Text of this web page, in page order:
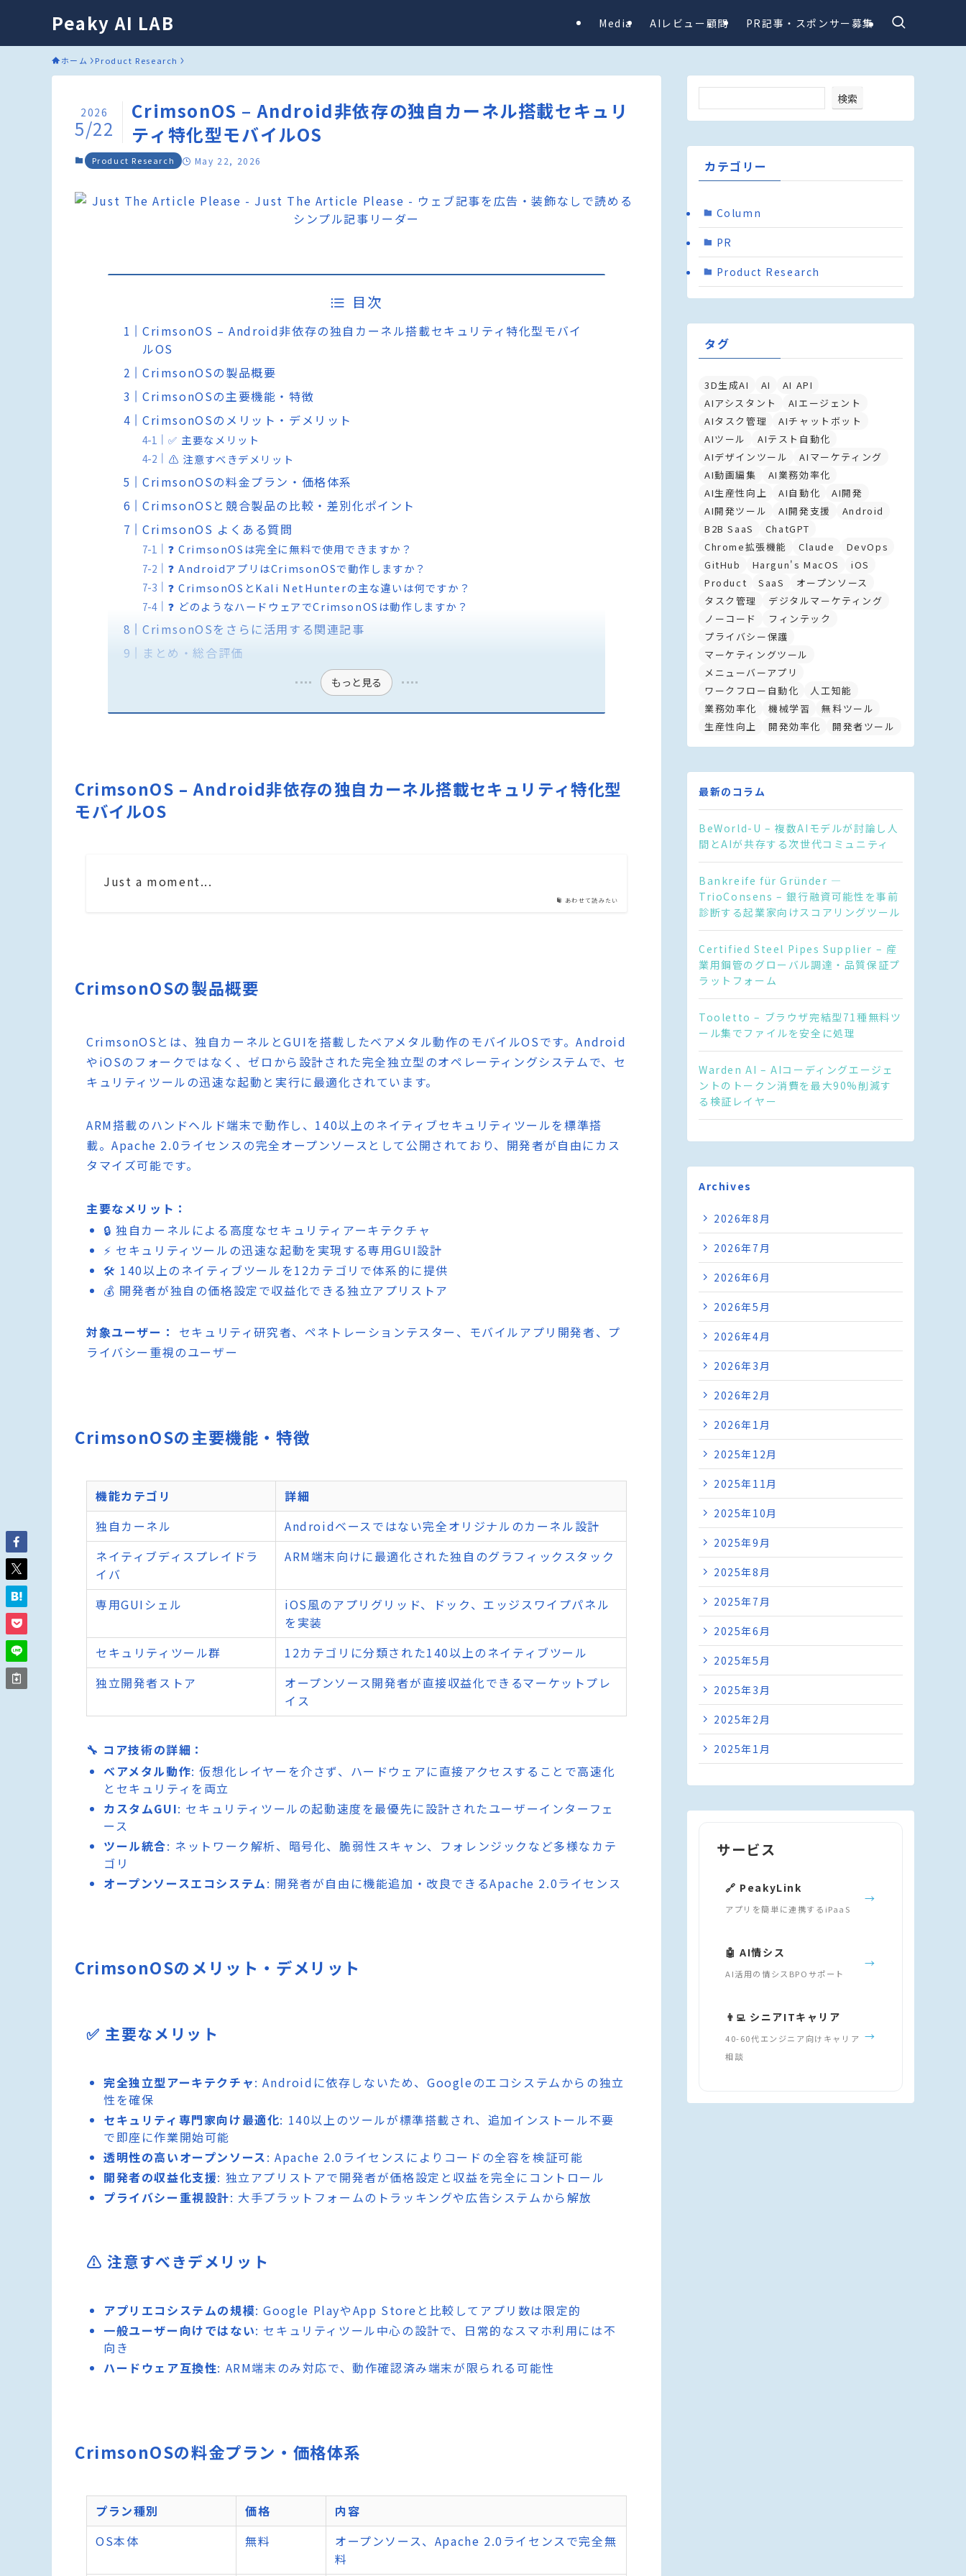
Peaky AI LAB Media AIレビュー顧問 PR記事・スポンサー募集
ホーム Product Research
CrimsonOS – Android非依存の独自カーネル搭載セキュリ
ティ特化型モバイルOS
2026
5/22
Product Research May 22, 2026
目次
CrimsonOS – Android非依存の独自カーネル搭載セキュリティ特化型モバイ
ルOS
CrimsonOSの製品概要
CrimsonOSの主要機能・特徴
CrimsonOSのメリット・デメリット
✅ 主要なメリット
⚠️ 注意すべきデメリット
CrimsonOSの料金プラン・価格体系
CrimsonOSと競合製品の比較・差別化ポイント
CrimsonOS よくある質問
❓ CrimsonOSは完全に無料で使用できますか？
❓ AndroidアプリはCrimsonOSで動作しますか？
❓ CrimsonOSとKali NetHunterの主な違いは何ですか？
❓ どのようなハードウェアでCrimsonOSは動作しますか？
CrimsonOSをさらに活用する関連記事
まとめ・総合評価
もっと見る
CrimsonOS – Android非依存の独自カーネル搭載セキュリティ特化型
モバイルOS
あわせて読みたい
Just a moment...
CrimsonOSの製品概要
CrimsonOSとは、独自カーネルとGUIを搭載したベアメタル動作のモバイルOSです。Android
やiOSのフォークではなく、ゼロから設計された完全独立型のオペレーティングシステムで、セ
キュリティツールの迅速な起動と実行に最適化されています。
ARM搭載のハンドヘルド端末で動作し、140以上のネイティブセキュリティツールを標準搭
載。Apache 2.0ライセンスの完全オープンソースとして公開されており、開発者が自由にカス
タマイズ可能です。
主要なメリット：
🔒 独自カーネルによる高度なセキュリティアーキテクチャ
⚡ セキュリティツールの迅速な起動を実現する専用GUI設計
🛠️ 140以上のネイティブツールを12カテゴリで体系的に提供
💰 開発者が独自の価格設定で収益化できる独立アプリストア
対象ユーザー：
セキュリティ研究者、ペネトレーションテスター、モバイルアプリ開発者、プ
ライバシー重視のユーザー
CrimsonOSの主要機能・特徴
機能カテゴリ
詳細
独自カーネル
Androidベースではない完全オリジナルのカーネル設計
ネイティブディスプレイドラ
イバ
ARM端末向けに最適化された独自のグラフィックスタック
専用GUIシェル
iOS風のアプリグリッド、ドック、エッジスワイプパネル
を実装
セキュリティツール群
12カテゴリに分類された140以上のネイティブツール
独立開発者ストア
オープンソース開発者が直接収益化できるマーケットプレ
イス
🔧 コア技術の詳細：
ベアメタル動作: 仮想化レイヤーを介さず、ハードウェアに直接アクセスすることで高速化
とセキュリティを両立
カスタムGUI: セキュリティツールの起動速度を最優先に設計されたユーザーインターフェ
ース
ツール統合: ネットワーク解析、暗号化、脆弱性スキャン、フォレンジックなど多様なカテ
ゴリ
オープンソースエコシステム: 開発者が自由に機能追加・改良できるApache 2.0ライセンス
CrimsonOSのメリット・デメリット
✅ 主要なメリット
完全独立型アーキテクチャ: Androidに依存しないため、Googleのエコシステムからの独立
性を確保
セキュリティ専門家向け最適化: 140以上のツールが標準搭載され、追加インストール不要
で即座に作業開始可能
透明性の高いオープンソース: Apache 2.0ライセンスによりコードの全容を検証可能
開発者の収益化支援: 独立アプリストアで開発者が価格設定と収益を完全にコントロール
プライバシー重視設計: 大手プラットフォームのトラッキングや広告システムから解放
⚠️ 注意すべきデメリット
アプリエコシステムの規模: Google PlayやApp Storeと比較してアプリ数は限定的
一般ユーザー向けではない: セキュリティツール中心の設計で、日常的なスマホ利用には不
向き
ハードウェア互換性: ARM端末のみ対応で、動作確認済み端末が限られる可能性
CrimsonOSの料金プラン・価格体系
プラン種別 価格
内容
OS本体
無料
オープンソース、Apache 2.0ライセンスで完全無
料
検索
カテゴリー
Column
PR
Product Research
タグ
3D生成AI AI
AI API
AIアシスタント
AIエージェント
AIタスク管理
AIチャットボット
AIツール
AIテスト自動化
AIデザインツール
AIマーケティング
AI動画編集
AI業務効率化
AI生産性向上
AI自動化
AI開発
AI開発ツール
AI開発支援
Android
B2B SaaS
ChatGPT
Chrome拡張機能
Claude
DevOps
GitHub
Hargun's MacOS
iOS
Product
SaaS
オープンソース
タスク管理
デジタルマーケティング
ノーコード
フィンテック
プライバシー保護
マーケティングツール
メニューバーアプリ
ワークフロー自動化
人工知能
業務効率化
機械学習
無料ツール
生産性向上
開発効率化 開発者ツール
最新のコラム
BeWorld-U – 複数AIモデルが討論し人
間とAIが共存する次世代コミュニティ
Bankreife für Gründer —
TrioConsens – 銀行融資可能性を事前
診断する起業家向けスコアリングツール
Certified Steel Pipes Supplier – 産
業用鋼管のグローバル調達・品質保証プ
ラットフォーム
Tooletto – ブラウザ完結型71種無料ツ
ール集でファイルを安全に処理
Warden AI – AIコーディングエージェ
ントのトークン消費を最大90%削減す
る検証レイヤー
Archives
2026年8月
2026年7月
2026年6月
2026年5月
2026年4月
2026年3月
2026年2月
2026年1月
2025年12月
2025年11月
2025年10月
2025年9月
2025年8月
2025年7月
2025年6月
2025年5月
2025年3月
2025年2月
2025年1月
サービス
🔗 PeakyLink
アプリを簡単に連携するiPaaS
→
🤖 AI情シス
AI活用の情シスBPOサポート
→
👨‍💻 シニアITキャリア
40-60代エンジニア向けキャリア
相談
→